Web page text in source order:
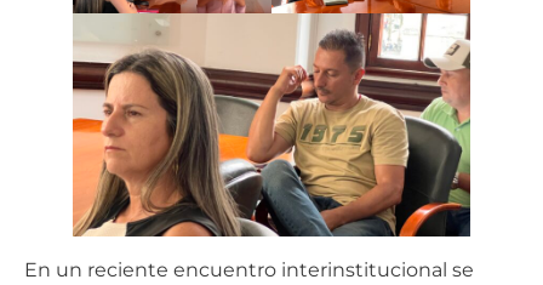
En un reciente encuentro interinstitucional se